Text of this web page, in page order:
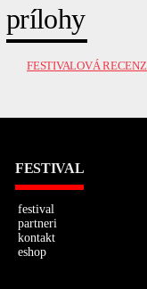
prílohy
FESTIVALOVÁ
FESTIVAL
festival
partneri
kontakt
eshop